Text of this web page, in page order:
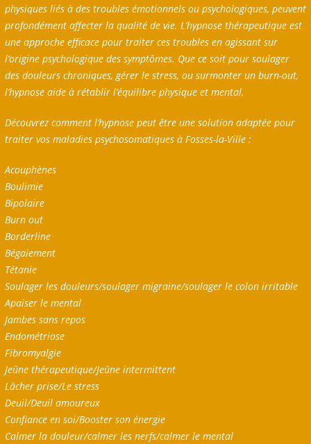
physiques liés à des troubles émotionnels ou psychologiques, peuvent
profondément affecter la qualité de vie. L’hypnose thérapeutique est
une approche efficace pour traiter ces troubles en agissant sur
l’origine psychologique des symptômes. Que ce soit pour soulager
des douleurs chroniques, gérer le stress, ou surmonter un burn-out,
l’hypnose aide à rétablir l’équilibre physique et mental.
Découvrez comment l’hypnose peut être une solution adaptée pour
traiter vos maladies psychosomatiques à Fosses-la-Ville :
Acouphènes
Boulimie
Bipolaire
Burn out
Borderline
Bégaiement
Tétanie
Soulager les douleurs/soulager migraine/soulager le colon irritable
Apaiser le mental
Jambes sans repos
Endométriose
Fibromyalgie
Jeûne thérapeutique/Jeûne intermittent
Lâcher prise/Le stress
Deuil/Deuil amoureux
Confiance en soi/Booster son énergie
Calmer la douleur/calmer les nerfs/calmer le mental